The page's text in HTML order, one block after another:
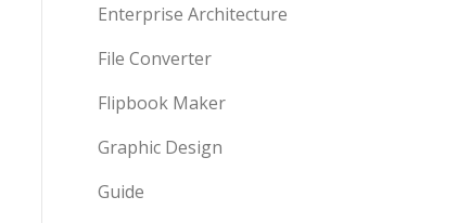
Enterprise Architecture
File Converter
Flipbook Maker
Graphic Design
Guide